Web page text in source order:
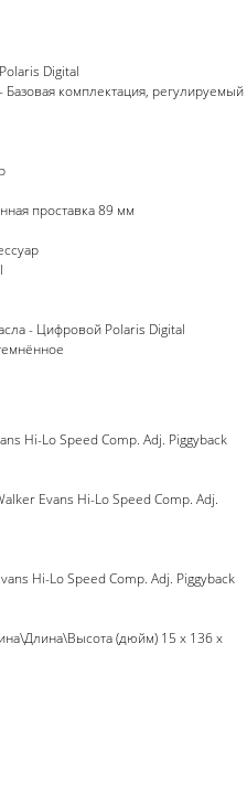
Digital
Базовая комплектация, регулируемый
проставка 89 мм
- Цифровой Polaris Digital
Hi-Lo Speed Comp. Adj. Piggyback
Evans Hi-Lo Speed Comp. Adj.
Hi-Lo Speed Comp. Adj. Piggyback
(дюйм) 15 x 136 x